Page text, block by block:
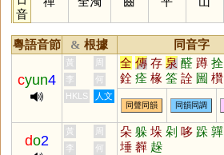
音
粵語音節 & 根據 同音字
cyun4
黃 周 全 傳 存 泉 醛 蹲 拴
銓 痊 椽 筌 詮 圌 欑
縓 巑 恮 菆 壿 灥 拵
駩 暷 絟 謜 鐉 袸 蟤
佺 牷
李
何
HKLS
人文
同聲同韻 同韻同調
do2
黃 周 朵 躲 垛 剁 哆 跺 嚲
埵 奲 趓
李
何